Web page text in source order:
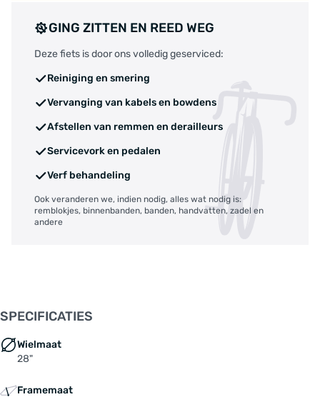
GING ZITTEN EN REED WEG
Deze fiets is door ons volledig geserviced:
Reiniging en smering
Vervanging van kabels en bowdens
Afstellen van remmen en derailleurs
Servicevork en pedalen
Verf behandeling
Ook veranderen we, indien nodig, alles wat nodig is:
remblokjes, binnenbanden, banden, handvatten, zadel en
andere
SPECIFICATIES
Wielmaat
28"
Framemaat